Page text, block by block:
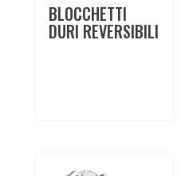
BLOCCHETTI
DURI REVERSIBILI